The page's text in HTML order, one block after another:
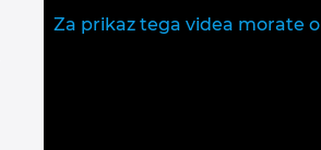
Za prikaz tega videa morate